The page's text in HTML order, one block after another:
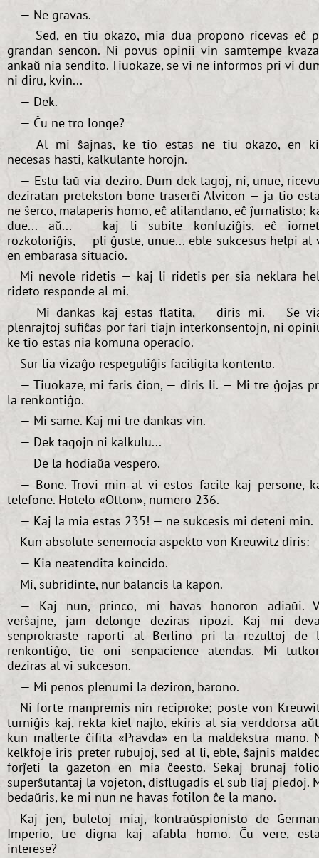
— Ne gravas.
— Sed, en tiu okazo, mia dua propono ricevas eĉ
grandan sencon. Ni povus opinii vin samtempe
ankaŭ nia sendito. Tiuokaze, se vi ne informos pri vi
ni diru, kvin...
— Dek.
— Ĉu ne tro longe?
— Al mi ŝajnas, ke tio estas ne tiu okazo, en
necesas hasti, kalkulante horojn.
— Estu laŭ via deziro. Dum dek tagoj, ni, unue,
deziratan pretekston bone traserĉi Alvicon — ja tio
ne ŝerco, malaperis homo, eĉ alilandano, eĉ ĵurnalisto;
due... aŭ... — kaj li subite konfuziĝis, eĉ
rozkoloriĝis, — pli ĝuste, unue... eble sukcesus helpi al
en embarasa situacio.
Mi nevole ridetis — kaj li ridetis per sia neklara
rideto responde al mi.
— Mi dankas kaj estas flatita, — diris mi. — Se
plenrajtoj sufiĉas por fari tiajn interkonsentojn, ni
ke tio estas nia komuna operacio.
Sur lia vizaĝo respeguliĝis faciligita kontento.
— Tiuokaze, mi faris ĉion, — diris li. — Mi tre ĝojas
la renkontiĝo.
— Mi same. Kaj mi tre dankas vin.
— Dek tagojn ni kalkulu...
— De la hodiaŭa vespero.
— Bone. Trovi min al vi estos facile kaj persone,
telefone. Hotelo «Otton», numero 236.
— Kaj la mia estas 235! — ne sukcesis mi deteni min.
Kun absolute senemocia aspekto von Kreuwitz diris:
— Kia neatendita koincido.
Mi, subridinte, nur balancis la kapon.
— Kaj nun, princo, mi havas honoron adiaŭi.
verŝajne, jam delonge deziras ripozi. Kaj mi
senprokraste raporti al Berlino pri la rezultoj de
renkontiĝo, tie oni senpacience atendas. Mi
deziras al vi sukceson.
— Mi penos plenumi la deziron, barono.
Ni forte manpremis nin reciproke; poste von
turniĝis kaj, rekta kiel najlo, ekiris al sia verddorsa
kun mallerte ĉifita «Pravda» en la maldekstra mano.
kelkfoje iris preter rubujoj, sed al li, eble, ŝajnis
forĵeti la gazeton en mia ĉeesto. Sekaj brunaj
superŝutantaj la vojeton, disflugadis el sub liaj piedoj.
bedaŭris, ke mi nun ne havas fotilon ĉe la mano.
Kaj jen, buletoj miaj, kontraŭspionisto de
Imperio, tre digna kaj afabla homo. Ĉu vere,
interese?